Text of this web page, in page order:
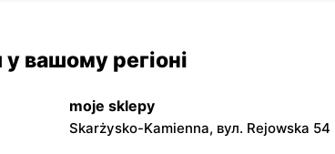
вашому регіоні
moje sklepy
Skarżysko-Kamienna, вул. Rejowska 54